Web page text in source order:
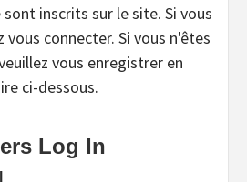
inscrits sur le site. Si vous
connecter. Si vous n'êtes
vous enregistrer en
ci-dessous.
Log In